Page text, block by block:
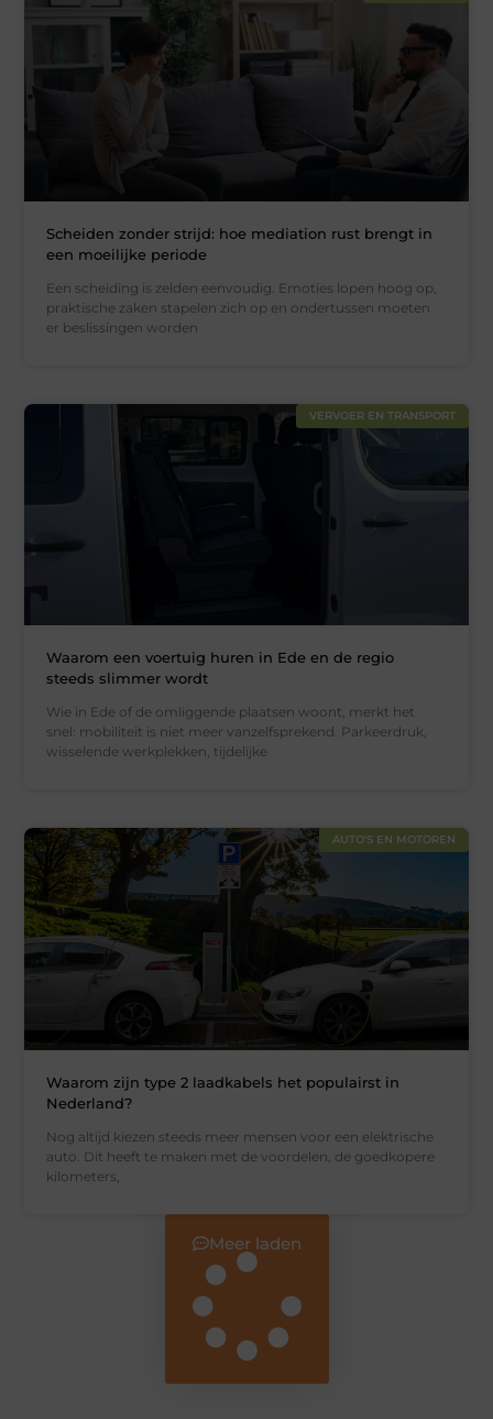
Scheiden zonder strijd: hoe mediation rust brengt in
een moeilijke periode
Een scheiding is zelden eenvoudig. Emoties lopen hoog op,
praktische zaken stapelen zich op en ondertussen moeten
er beslissingen worden
VERVOER EN TRANSPORT
Waarom een voertuig huren in Ede en de regio
steeds slimmer wordt
Wie in Ede of de omliggende plaatsen woont, merkt het
snel: mobiliteit is niet meer vanzelfsprekend. Parkeerdruk,
wisselende werkplekken, tijdelijke
AUTO'S EN MOTOREN
Waarom zijn type 2 laadkabels het populairst in
Nederland?
Nog altijd kiezen steeds meer mensen voor een elektrische
auto. Dit heeft te maken met de voordelen, de goedkopere
kilometers,
Meer laden